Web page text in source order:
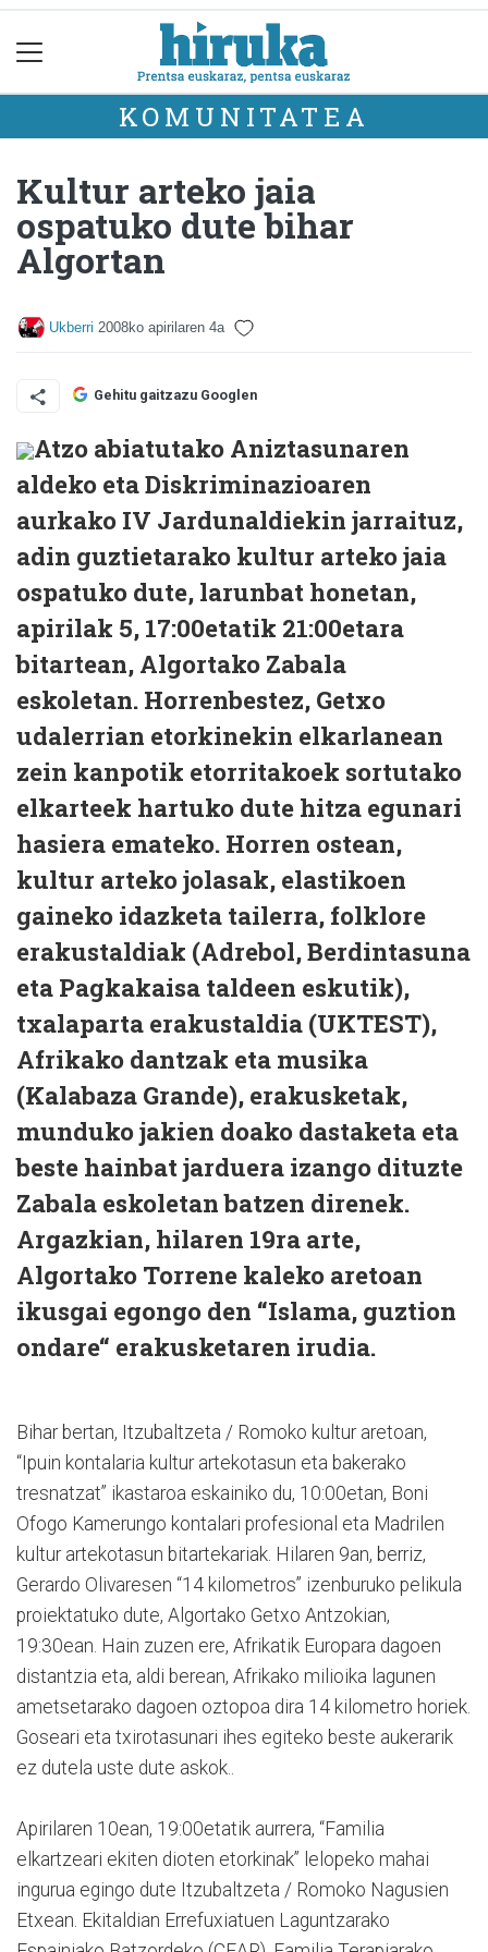
KOMUNITATEA
Kultur arteko jaia
ospatuko dute bihar
Algortan
Ukberri 2008ko apirilaren 4a
Gehitu gaitzazu Googlen
Atzo abiatutako Aniztasunaren
aldeko eta Diskriminazioaren
aurkako IV Jardunaldiekin jarraituz,
adin guztietarako kultur arteko jaia
ospatuko dute, larunbat honetan,
apirilak 5, 17:00etatik 21:00etara
bitartean, Algortako Zabala
eskoletan. Horrenbestez, Getxo
udalerrian etorkinekin elkarlanean
zein kanpotik etorritakoek sortutako
elkarteek hartuko dute hitza egunari
hasiera emateko. Horren ostean,
kultur arteko jolasak, elastikoen
gaineko idazketa tailerra, folklore
erakustaldiak (Adrebol, Berdintasuna
eta Pagkakaisa taldeen eskutik),
txalaparta erakustaldia (UKTEST),
Afrikako dantzak eta musika
(Kalabaza Grande), erakusketak,
munduko jakien doako dastaketa eta
beste hainbat jarduera izango dituzte
Zabala eskoletan batzen direnek.
Argazkian, hilaren 19ra arte,
Algortako Torrene kaleko aretoan
ikusgai egongo den “Islama, guztion
ondare“ erakusketaren irudia.
Bihar bertan, Itzubaltzeta / Romoko kultur aretoan,
“Ipuin kontalaria kultur artekotasun eta bakerako
tresnatzat” ikastaroa eskainiko du, 10:00etan, Boni
Ofogo Kamerungo kontalari profesional eta Madrilen
kultur artekotasun bitartekariak. Hilaren 9an, berriz,
Gerardo Olivaresen “14 kilometros” izenburuko pelikula
proiektatuko dute, Algortako Getxo Antzokian,
19:30ean. Hain zuzen ere, Afrikatik Europara dagoen
distantzia eta, aldi berean, Afrikako milioika lagunen
ametsetarako dagoen oztopoa dira 14 kilometro horiek.
Goseari eta txirotasunari ihes egiteko beste aukerarik
ez dutela uste dute askok..
Apirilaren 10ean, 19:00etatik aurrera, “Familia
elkartzeari ekiten dioten etorkinak” lelopeko mahai
ingurua egingo dute Itzubaltzeta / Romoko Nagusien
Etxean. Ekitaldian Errefuxiatuen Laguntzarako